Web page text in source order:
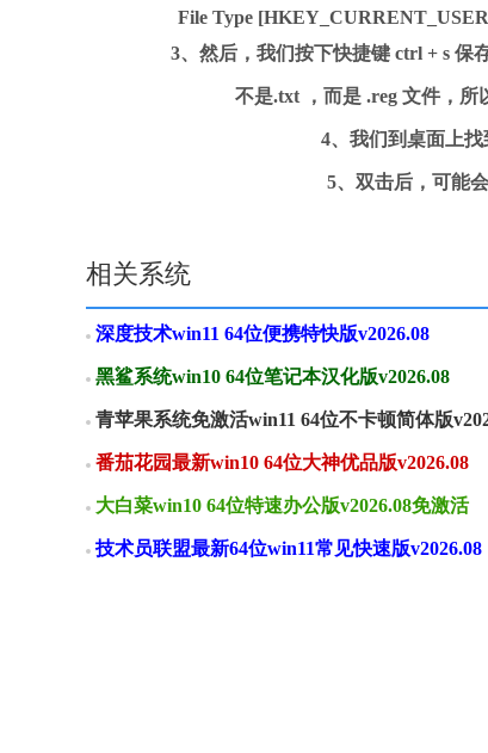
File Type
3、然后，我们按下快捷键 ctrl + s 保存
不是.txt ，而是 .reg 文件，所
4、我们到桌面上找到
5、双击后，可能会
相关系统
深度技术win11 64位便携特快版v2026.08
黑鲨系统win10 64位笔记本汉化版v2026.08
青苹果系统免激活win11 64位不卡顿简体版
番茄花园最新win10 64位大神优品版v2026.08
大白菜win10 64位特速办公版v2026.08免激活
技术员联盟最新64位win11常见快速版v2026.08